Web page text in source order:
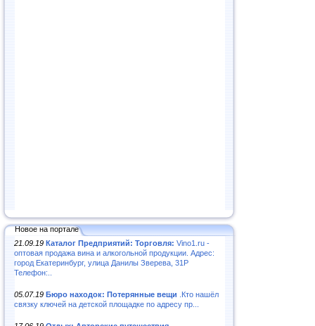
Новое на портале
21.09.19 Каталог Предприятий: Торговля: Vino1.ru -
оптовая продажа вина и алкогольной продукции. Адрес:
город Екатеринбург, улица Данилы Зверева, 31Р
Телефон:..
05.07.19 Бюро находок: Потерянные вещи .Кто нашёл
связку ключей на детской площадке по адресу пр...